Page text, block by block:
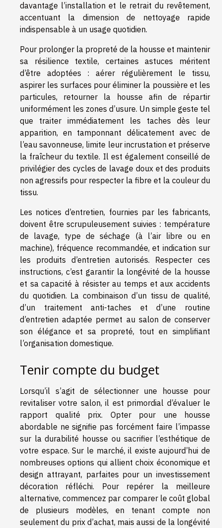
davantage l’installation et le retrait du revêtement,
accentuant la dimension de nettoyage rapide
indispensable à un usage quotidien.
Pour prolonger la propreté de la housse et maintenir
sa résilience textile, certaines astuces méritent
d’être adoptées : aérer régulièrement le tissu,
aspirer les surfaces pour éliminer la poussière et les
particules, retourner la housse afin de répartir
uniformément les zones d’usure. Un simple geste tel
que traiter immédiatement les taches dès leur
apparition, en tamponnant délicatement avec de
l’eau savonneuse, limite leur incrustation et préserve
la fraîcheur du textile. Il est également conseillé de
privilégier des cycles de lavage doux et des produits
non agressifs pour respecter la fibre et la couleur du
tissu.
Les notices d’entretien, fournies par les fabricants,
doivent être scrupuleusement suivies : température
de lavage, type de séchage (à l’air libre ou en
machine), fréquence recommandée, et indication sur
les produits d’entretien autorisés. Respecter ces
instructions, c’est garantir la longévité de la housse
et sa capacité à résister au temps et aux accidents
du quotidien. La combinaison d’un tissu de qualité,
d’un traitement anti-taches et d’une routine
d’entretien adaptée permet au salon de conserver
son élégance et sa propreté, tout en simplifiant
l’organisation domestique.
Tenir compte du budget
Lorsqu’il s’agit de sélectionner une housse pour
revitaliser votre salon, il est primordial d’évaluer le
rapport qualité prix. Opter pour une housse
abordable ne signifie pas forcément faire l’impasse
sur la durabilité housse ou sacrifier l’esthétique de
votre espace. Sur le marché, il existe aujourd’hui de
nombreuses options qui allient choix économique et
design attrayant, parfaites pour un investissement
décoration réfléchi. Pour repérer la meilleure
alternative, commencez par comparer le coût global
de plusieurs modèles, en tenant compte non
seulement du prix d’achat, mais aussi de la longévité